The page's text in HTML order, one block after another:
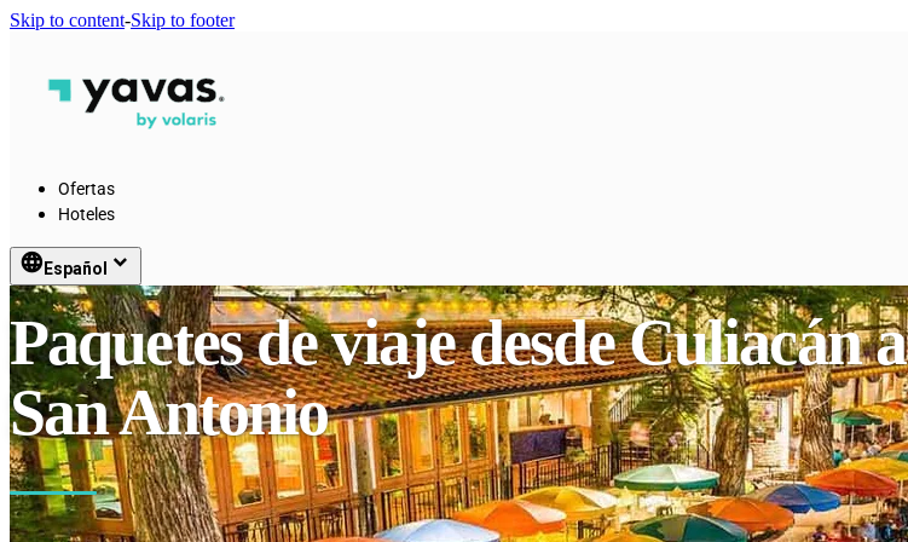
Skip to content-Skip to footer
Ofertas
Hoteles
languageEspañol keyboard_arrow_down
Paquetes de viaje desde Culiacán a
San Antonio